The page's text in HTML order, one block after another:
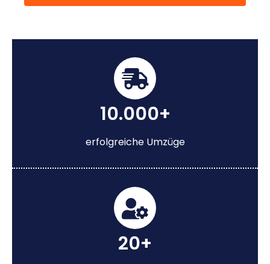
10.000+
erfolgreiche Umzüge
20+